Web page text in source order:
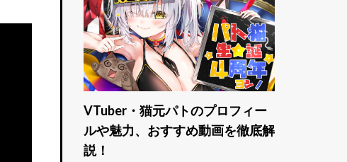
VTuber・猫元パトのプロフィー
ルや魅力、おすすめ動画を徹底解
説！